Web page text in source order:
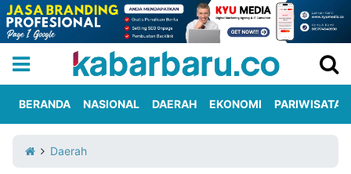
Iklan
Berita
Kami
BERANDA NASIONAL DAERAH EKONOMI PARIWISATA
Daerah